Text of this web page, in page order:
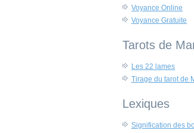
Voyance Online
Voyance Gratuite
Tarots de
Les 22 lames
Tirage du tarot de
Lexiques
Signification des